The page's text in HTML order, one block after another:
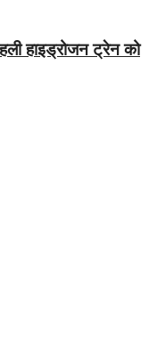
हाइड्रोजन ट्रेन को